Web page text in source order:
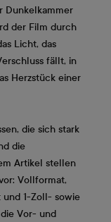
Dunkelkammer
der Film durch
Licht, das
fällt, in
Herzstück einer
die sich stark
die
Artikel stellen
Vollformat,
1-Zoll- sowie
Vor- und